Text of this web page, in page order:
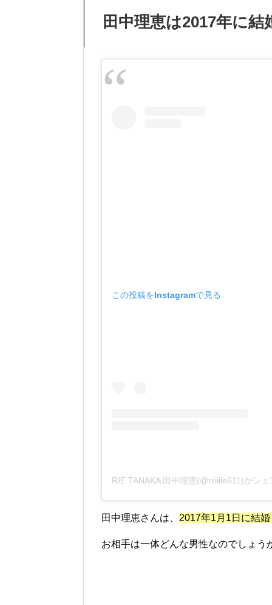
田中理恵は2017年に結
この投稿をInstagramで見る
RIE TANAKA 田中理恵(@riiiiiie611)がシ
田中理恵さんは、 2017年1月1日に結
お相手は一体どんな男性なのでしょう